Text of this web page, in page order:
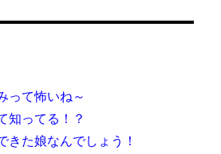
って怖いね～
知ってる！？
きた娘なんでしょう！